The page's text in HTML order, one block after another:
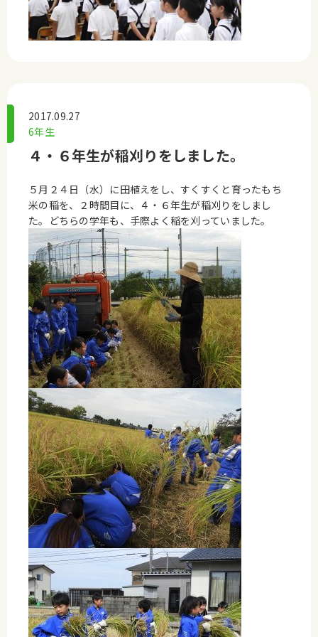
2017.09.27
6年生
４・６年生が稲刈りをしました。
５月２４日（水）に田植えをし、すくすくと育ったもち
米の稲を、２時間目に、４・６年生が稲刈りをしまし
た。どちらの学年も、手際よく稲を刈っていました。